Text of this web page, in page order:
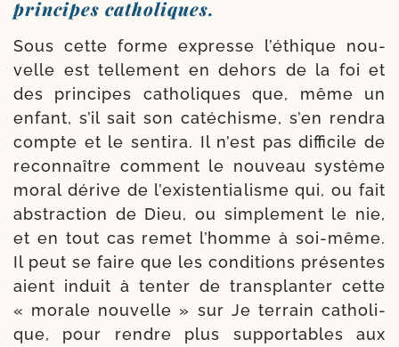
principes catholiques.
Sous cette forme expresse l’é­thique nou­
velle est tel­le­ment en dehors de la foi et
des prin­cipes catho­liques que, même un
enfant, s’il sait son caté­chisme, s’en ren­dra
compte et le sen­ti­ra. Il n’est pas dif­fi­cile de
recon­naître com­ment le nou­veau sys­tème
moral dérive de l’exis­ten­tia­lisme qui, ou fait
abs­trac­tion de Dieu, ou sim­ple­ment le nie,
et en tout cas remet l’homme à soi-​même.
Il peut se faire que les condi­tions pré­sentes
aient induit à ten­ter de trans­plan­ter cette
« morale nou­velle » sur Je ter­rain catholi­
que, pour rendre plus sup­por­tables aux